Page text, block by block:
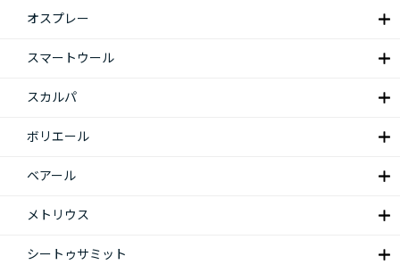
オスプレー
スマートウール
スカルパ
ボリエール
ベアール
メトリウス
シートゥサミット